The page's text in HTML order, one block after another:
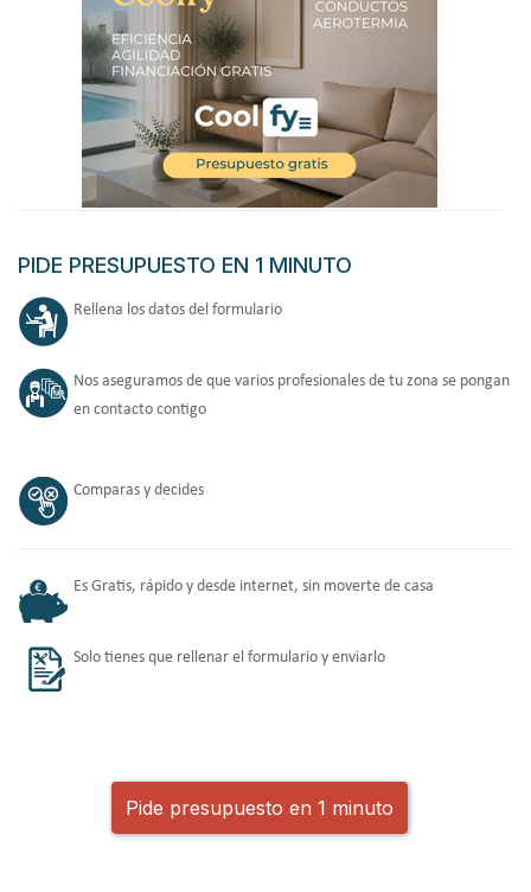
PIDE PRESUPUESTO EN 1 MINUTO
Rellena los datos del formulario
Nos aseguramos de que varios profesionales de tu zona se pongan
en contacto contigo
Comparas y decides
Es Gratis, rápido y desde internet, sin moverte de casa
Solo tienes que rellenar el formulario y enviarlo
Pide presupuesto en 1 minuto